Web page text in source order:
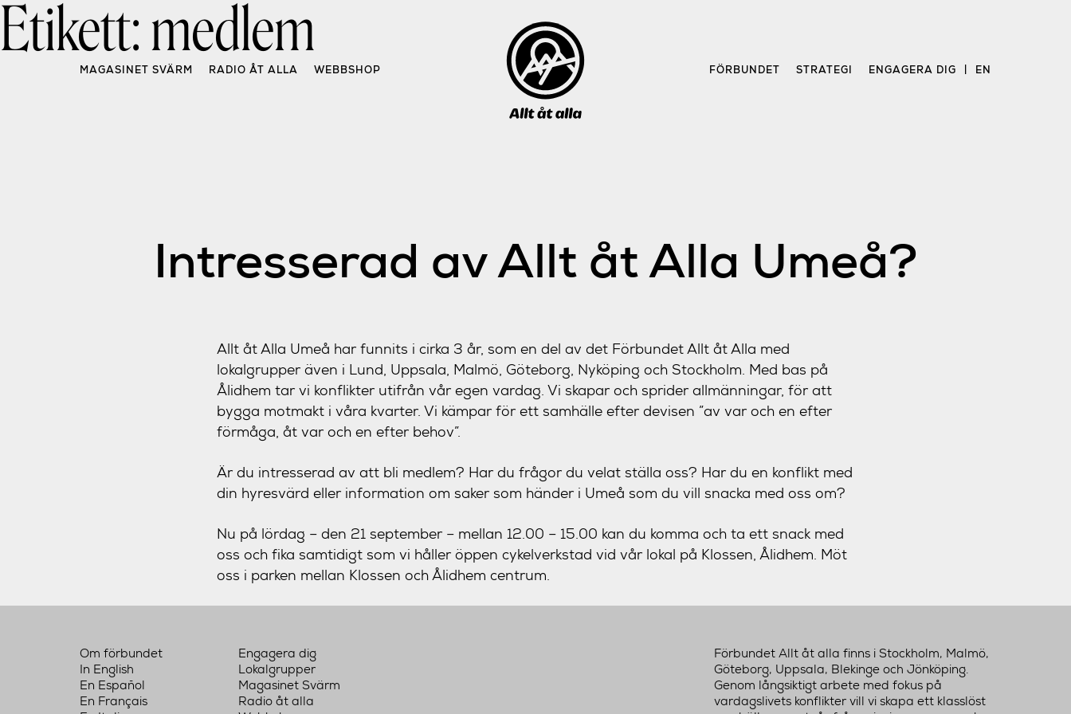
to
MAGASINET SVÄRM RADIO ÅT ALLA WEBBSHOP FÖRBUNDET STRATEGI ENGAGERA DIG EN
Etikett:medlem
Intresserad av Allt åt Alla Umeå?
Allt åt Alla Umeå har funnits i cirka 3 år, som en del av det Förbundet Allt åt Alla med
lokalgrupper även i Lund, Uppsala, Malmö, Göteborg, Nyköping och Stockholm. Med bas på
Ålidhem tar vi konflikter utifrån vår egen vardag. Vi skapar och sprider allmänningar, för att
bygga motmakt i våra kvarter. Vi kämpar för ett samhälle efter devisen ”av var och en efter
förmåga, åt var och en efter behov”.
Är du intresserad av att bli medlem? Har du frågor du velat ställa oss? Har du en konflikt med
din hyresvärd eller information om saker som händer i Umeå som du vill snacka med oss om?
Nu på lördag – den 21 september – mellan 12.00 – 15.00 kan du komma och ta ett snack med
oss och fika samtidigt som vi håller öppen cykelverkstad vid vår lokal på Klossen, Ålidhem. Möt
oss i parken mellan Klossen och Ålidhem centrum.
Om förbundet
In English
En Español
En Français
Engagera dig
Lokalgrupper
Magasinet Svärm
Radio åt alla
Förbundet Allt åt alla finns i Stockholm, Malmö,
Göteborg, Uppsala, Blekinge och Jönköping.
Genom långsiktigt arbete med fokus på
vardagslivets konflikter vill vi skapa ett klasslöst